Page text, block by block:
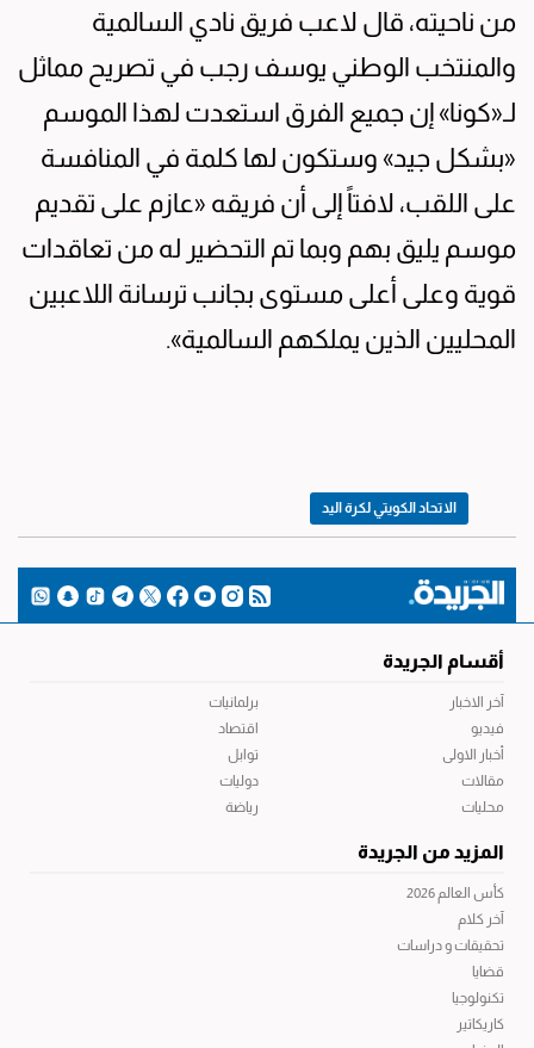
من ناحيته، قال لاعب فريق نادي السالمية
والمنتخب الوطني يوسف رجب في تصريح مماثل
لـ«كونا» إن جميع الفرق استعدت لهذا الموسم
«بشكل جيد» وستكون لها كلمة في المنافسة
على اللقب، لافتاً إلى أن فريقه «عازم على تقديم
موسم يليق بهم وبما تم التحضير له من تعاقدات
قوية وعلى أعلى مستوى بجانب ترسانة اللاعبين
المحليين الذين يملكهم السالمية».
الاتحاد الكويتي لكرة اليد
أقسام الجريدة
آخر الاخبار
فيديو
أخبار الاولى
مقالات
محليات
برلمانيات
اقتصاد
توابل
دوليات
رياضة
المزيد من الجريدة
كأس العالم 2026
آخر كلام
تحقيقات و دراسات
قضايا
تكنولوجيا
كاريكاتير